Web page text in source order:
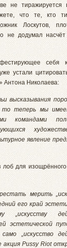
не тиражируется
что те, кто
Лоскутов,
не додумал
себя
устали
Антона Николаева:
высказывания
то теперь мы
командами
явление
для
мерить
его край
эстетической
„искусство
акция Pussy Riot